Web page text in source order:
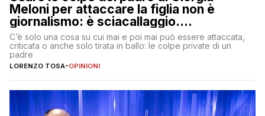
Meloni per attaccare la figlia non è
giornalismo: è sciacallaggio.
Dimostriamo di essere diversi
C’è solo una cosa su cui mai e poi mai può essere attaccata,
criticata o anche solo tirata in ballo: le colpe private di un
padre
LORENZO TOSA-OPINIONI